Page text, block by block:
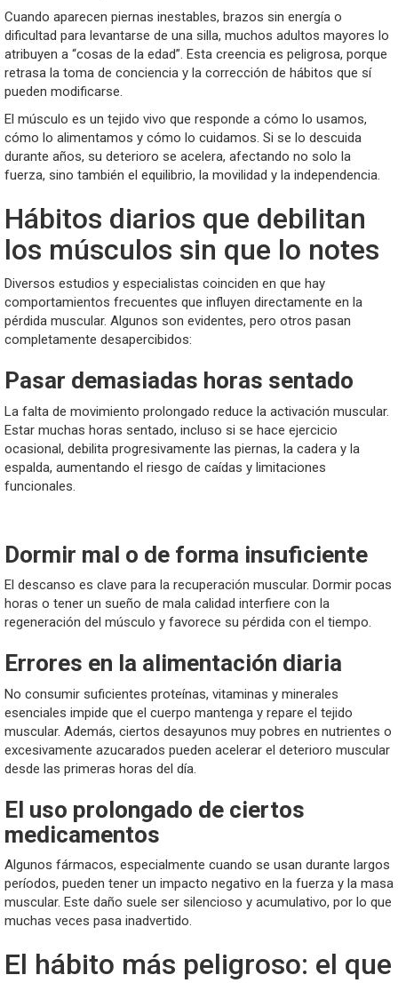
Cuando aparecen piernas inestables, brazos sin energía o
dificultad para levantarse de una silla, muchos adultos mayores lo
atribuyen a “cosas de la edad”. Esta creencia es peligrosa, porque
retrasa la toma de conciencia y la corrección de hábitos que sí
pueden modificarse.
El músculo es un tejido vivo que responde a cómo lo usamos,
cómo lo alimentamos y cómo lo cuidamos. Si se lo descuida
durante años, su deterioro se acelera, afectando no solo la
fuerza, sino también el equilibrio, la movilidad y la independencia.
Hábitos diarios que debilitan
los músculos sin que lo notes
Diversos estudios y especialistas coinciden en que hay
comportamientos frecuentes que influyen directamente en la
pérdida muscular. Algunos son evidentes, pero otros pasan
completamente desapercibidos:
Pasar demasiadas horas sentado
La falta de movimiento prolongado reduce la activación muscular.
Estar muchas horas sentado, incluso si se hace ejercicio
ocasional, debilita progresivamente las piernas, la cadera y la
espalda, aumentando el riesgo de caídas y limitaciones
funcionales.
Dormir mal o de forma insuficiente
El descanso es clave para la recuperación muscular. Dormir pocas
horas o tener un sueño de mala calidad interfiere con la
regeneración del músculo y favorece su pérdida con el tiempo.
Errores en la alimentación diaria
No consumir suficientes proteínas, vitaminas y minerales
esenciales impide que el cuerpo mantenga y repare el tejido
muscular. Además, ciertos desayunos muy pobres en nutrientes o
excesivamente azucarados pueden acelerar el deterioro muscular
desde las primeras horas del día.
El uso prolongado de ciertos
medicamentos
Algunos fármacos, especialmente cuando se usan durante largos
períodos, pueden tener un impacto negativo en la fuerza y la masa
muscular. Este daño suele ser silencioso y acumulativo, por lo que
muchas veces pasa inadvertido.
El hábito más peligroso: el que